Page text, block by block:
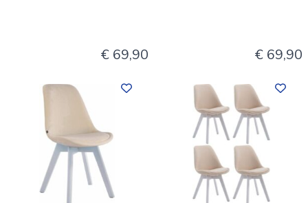
€ 69,90 € 69,90